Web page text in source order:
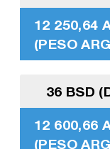
12 250,64
(PESO
36 BSD
12 600,66
(PESO